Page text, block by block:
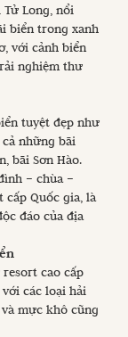
Long, nổi
biển trong xanh
với cảnh biển
nghiệm thư
tuyệt đẹp như
cả những bãi
bãi Sơn Hào.
– chùa –
Quốc gia, là
đáo của địa
cao cấp
với các loại hải
mực khô cũng